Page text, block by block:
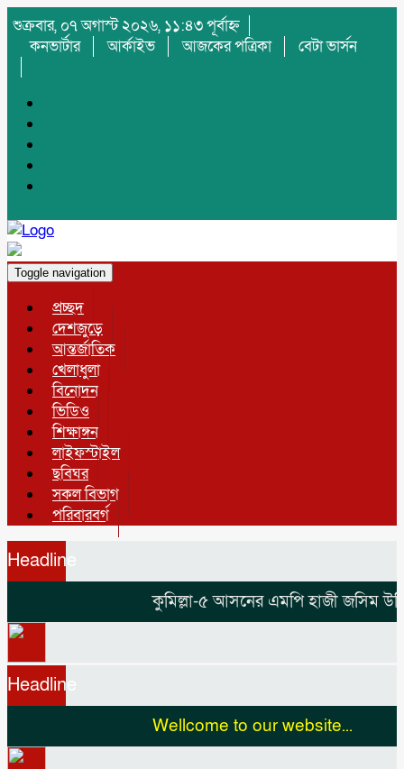
শুক্রবার, ০৭ অগাস্ট ২০২৬, ১১:৪৩ পূর্বাহ্ন
কনভার্টার
আর্কাইভ আজকের পত্রিকা বেটা ভার্সন
Toggle navigation
প্রচ্ছদ
দেশজুড়ে
আন্তর্জাতিক
খেলাধুলা
বিনোদন
ভিডিও
শিক্ষাঙ্গন
লাইফস্টাইল
ছবিঘর
সকল বিভাগ
পরিবারবর্গ
Headline
কুমিল্লা-৫ আসনের এমপি হাজী জসিম উদ্দিনকে
Headline
Wellcome to our website...